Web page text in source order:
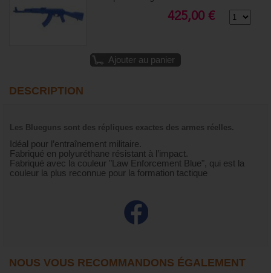
425,00 €
Ajouter au panier
DESCRIPTION
Les Blueguns sont des répliques exactes des armes réelles.
Idéal pour l’entraînement militaire.
Fabriqué en polyuréthane résistant à l’impact.
Fabriqué avec la couleur "Law Enforcement Blue", qui est la
couleur la plus reconnue pour la formation tactique
NOUS VOUS RECOMMANDONS ÉGALEMENT